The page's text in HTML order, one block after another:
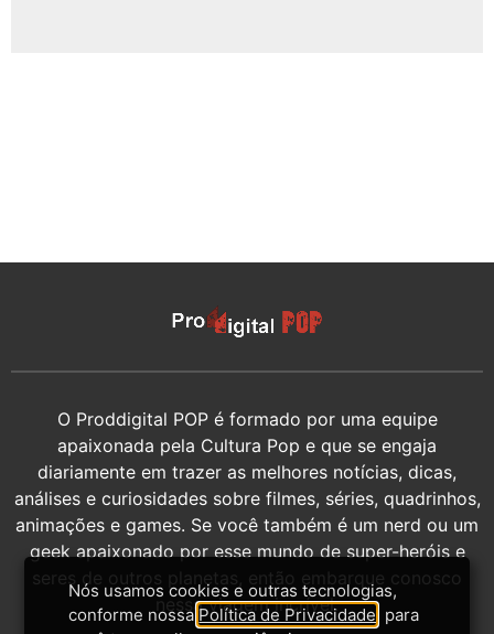
O Proddigital POP é formado por uma equipe
apaixonada pela Cultura Pop e que se engaja
diariamente em trazer as melhores notícias, dicas,
análises e curiosidades sobre filmes, séries, quadrinhos,
animações e games. Se você também é um nerd ou um
geek apaixonado por esse mundo de super-heróis e
seres de outros planetas, então embarque conosco
nessa viagem incrível.
Nós usamos cookies e outras tecnologias,
conforme nossa Política de Privacidade , para